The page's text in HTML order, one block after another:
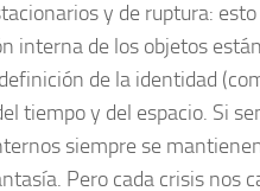
y de ruptura: esto
interna de los objetos
de la identidad
tiempo y del espacio. Si
siempre se
Pero cada crisis nos